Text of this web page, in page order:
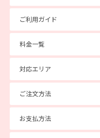
ご利用ガイド
料金一覧
対応エリア
ご注文方法
お支払方法